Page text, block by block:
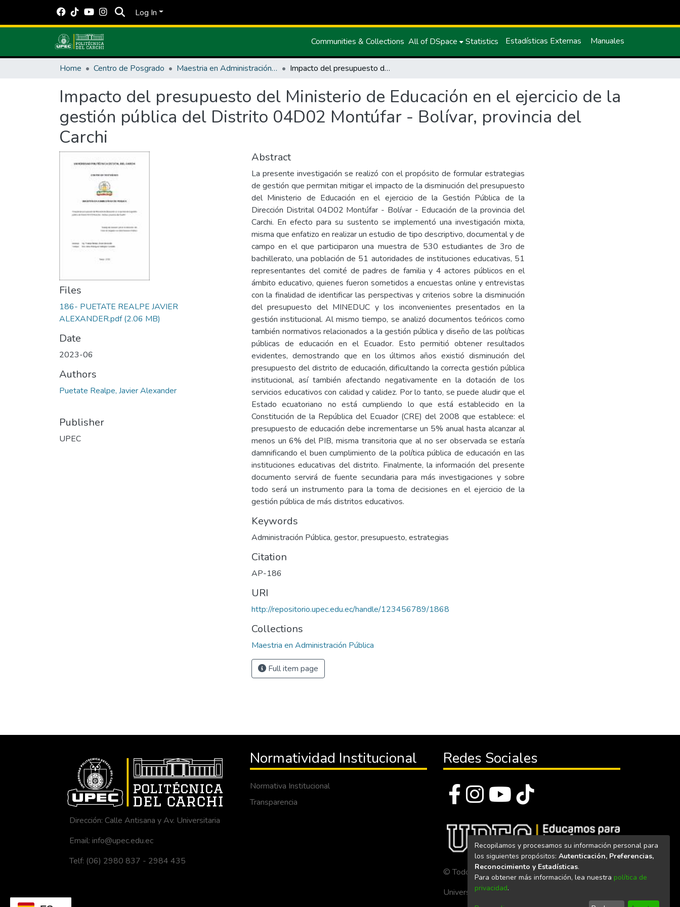
Log In
Communities & Collections All of DSpace Statistics Estadísticas Externas Manuales
Home Centro de Posgrado Maestria en Administración Pública Impacto del presupuesto del Ministerio de Educación en el ejercicio de la gestión pública del Distrito 04D02 Montúfar - Bolívar, provincia del Carchi
Impacto del presupuesto del Ministerio de Educación en el ejercicio de la
gestión pública del Distrito 04D02 Montúfar - Bolívar, provincia del
Carchi
Files
186- PUETATE REALPE JAVIER
ALEXANDER.pdf(2.06 MB)
Date
2023-06
Authors
Puetate Realpe, Javier Alexander
Publisher
UPEC
Abstract
La presente investigación se realizó con el propósito de formular estrategias
de gestión que permitan mitigar el impacto de la disminución del presupuesto
del Ministerio de Educación en el ejercicio de la Gestión Pública de la
Dirección Distrital 04D02 Montúfar - Bolívar - Educación de la provincia del
Carchi. En efecto para su sustento se implementó una investigación mixta,
misma que enfatizo en realizar un estudio de tipo descriptivo, documental y de
campo en el que participaron una muestra de 530 estudiantes de 3ro de
bachillerato, una población de 51 autoridades de instituciones educativas, 51
representantes del comité de padres de familia y 4 actores públicos en el
ámbito educativo, quienes fueron sometidos a encuestas online y entrevistas
con la finalidad de identificar las perspectivas y criterios sobre la disminución
del presupuesto del MINEDUC y los inconvenientes presentados en la
gestión institucional. Al mismo tiempo, se analizó documentos teóricos como
también normativos relacionados a la gestión pública y diseño de las políticas
públicas de educación en el Ecuador. Esto permitió obtener resultados
evidentes, demostrando que en los últimos años existió disminución del
presupuesto del distrito de educación, dificultando la correcta gestión pública
institucional, así también afectando negativamente en la dotación de los
servicios educativos con calidad y calidez. Por lo tanto, se puede aludir que el
Estado ecuatoriano no está cumpliendo lo que está establecido en la
Constitución de la República del Ecuador (CRE) del 2008 que establece: el
presupuesto de educación debe incrementarse un 5% anual hasta alcanzar al
menos un 6% del PIB, misma transitoria que al no ser observada se estaría
damnificando el buen cumplimiento de la política pública de educación en las
instituciones educativas del distrito. Finalmente, la información del presente
documento servirá de fuente secundaria para más investigaciones y sobre
todo será un instrumento para la toma de decisiones en el ejercicio de la
gestión pública de más distritos educativos.
Keywords
Administración Pública, gestor, presupuesto, estrategias
Citation
AP-186
URI
http://repositorio.upec.edu.ec/handle/123456789/1868
Collections
Maestria en Administración Pública
Full item page
Dirección: Calle Antisana y Av. Universitaria
Email: info@upec.edu.ec
Telf: (06) 2980 837 - 2984 435
Normatividad Institucional
Normativa Institucional
Transparencia
Redes Sociales
© Todos los derechos reservados 2023
Universidad Politécnica Estatal del Carchi
Recopilamos y procesamos su información personal para
los siguientes propósitos: Autenticación, Preferencias,
Reconocimiento y Estadísticas.
Para obtener más información, lea nuestra política de
privacidad.